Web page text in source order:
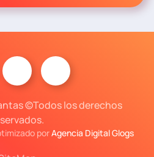
©Todos los derechos
porAgencia Digital Glogs